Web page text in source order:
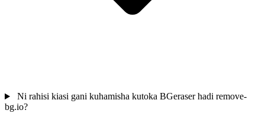
Ni rahisi kiasi gani kuhamisha kutoka BGeraser hadi remove-
bg.io?